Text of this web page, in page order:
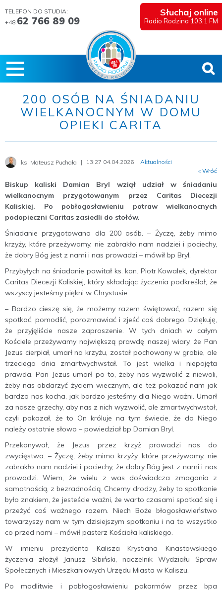
TELEFON DO STUDIA:
+48 62 766 89 09
Słuchaj online
Radio Rodzina 103,1 FM
200 OSÓB NA ŚNIADANIU
WIELKANOCNYM W DOMU
OPIEKI CARITA
ks. Mateusz Puchała 13:27 04.04.2026
Aktualności
« Wróć
Biskup kaliski Damian Bryl wziął udział w śniadaniu
wielkanocnym przygotowanym przez Caritas Diecezji
Kaliskiej. Po pobłogosławieniu potraw wielkanocnych
podopieczni Caritas zasiedli do stołów.
Śniadanie przygotowano dla 200 osób. – Życzę, żeby mimo
krzyży, które przeżywamy, nie zabrakło nam nadziei i pociechy,
że dobry Bóg jest z nami i nas prowadzi – mówił bp Bryl.
Przybyłych na śniadanie powitał ks. kan. Piotr Kowalek, dyrektor
Caritas Diecezji Kaliskiej, który składając życzenia podkreślał, że
wszyscy jesteśmy piękni w Chrystusie.
– Bardzo cieszę się, że możemy razem świętować, razem się
spotkać, pomodlić, porozmawiać i zjeść coś dobrego. Dziękuję,
że przyjęliście nasze zaproszenie. W tych dniach w całym
Kościele przeżywamy największą prawdę naszej wiary, że Pan
Jezus cierpiał, umarł na krzyżu, został pochowany w grobie, ale
trzeciego dnia zmartwychwstał. To jest wielka i niepojęta
prawda. Pan Jezus umarł po to, żeby nas wyzwolić z niewoli,
żeby nas obdarzyć życiem wiecznym, ale też pokazać nam jak
bardzo nas kocha, jak bardzo jesteśmy dla Niego ważni. Umarł
za nasze grzechy, aby nas z nich wyzwolić, ale zmartwychwstał,
czyli pokazał, że to On króluje na tym świecie, że do Niego
należy ostatnie słowo – powiedział bp Damian Bryl.
Przekonywał, że Jezus przez krzyż prowadzi nas do
zwycięstwa. – Życzę, żeby mimo krzyży, które przeżywamy, nie
zabrakło nam nadziei i pociechy, że dobry Bóg jest z nami i nas
prowadzi. Wiem, że wielu z was doświadcza zmagania z
samotnością, z bezradnością. Chcemy drodzy, żeby to spotkanie
było znakiem, że jesteście ważni, że warto czasami spotkać się i
przeżyć coś ważnego razem. Niech Boże błogosławieństwo
towarzyszy nam w tym dzisiejszym spotkaniu i na to wszystko
co przed nami – mówił pasterz Kościoła kaliskiego.
W imieniu prezydenta Kalisza Krystiana Kinastowskiego
życzenia złożył Janusz Sibiński, naczelnik Wydziału Spraw
Społecznych i Mieszkaniowych Urzędu Miasta w Kaliszu.
Po modlitwie i pobłogosławieniu pokarmów przez bpa